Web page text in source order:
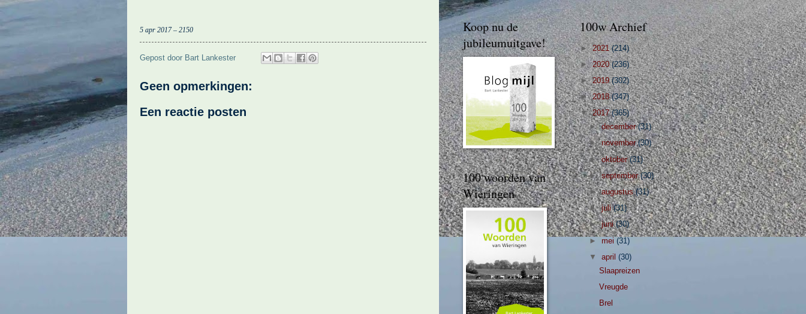
5 apr 2017 – 2150
Gepost door Bart Lankester
Geen opmerkingen:
Een reactie posten
Koop nu de
jubileumuitgave!
100 woorden van
Wieringen
100w Archief
►2021(214)
►2020(236)
►2019(302)
►2018(347)
▼2017(365)
►december(31)
►november(30)
►oktober(31)
►september(30)
►augustus(31)
►juli(31)
►juni(30)
► mei(31)
▼april(30)
Slaapreizen
Vreugde
Brel